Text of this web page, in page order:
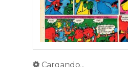
Cargando...